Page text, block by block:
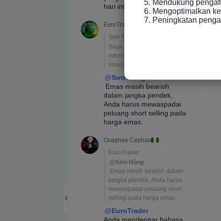
5. Mendukung
6. Mengoptimalkan
7. Peningkatan